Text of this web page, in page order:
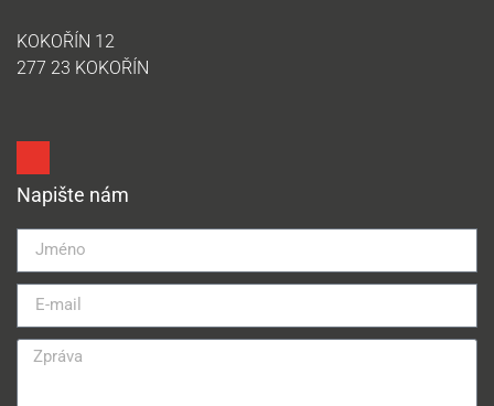
KOKOŘÍN 12
277 23 KOKOŘÍN
Napište nám